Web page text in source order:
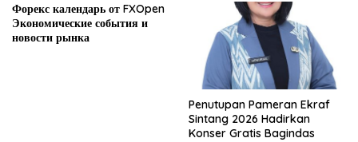
Форекс календарь от FXOpen
Экономические события и
новости рынка
Penutupan Pameran Ekraf
Sintang 2026 Hadirkan
Konser Gratis Bagindas